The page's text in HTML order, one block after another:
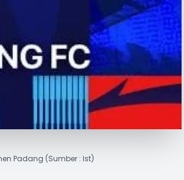
Padang (Sumber : Ist)